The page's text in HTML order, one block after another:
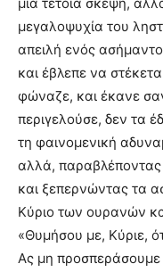
μεγαλοψυχία του
απειλή ενός
και έβλεπε να
φώναζε, και έκανε
περιγελούσε, δεν τα
τη φαινομενική
αλλά, παραβλέποντας
και ξεπερνώντας τα
Κύριο των ουρανών
«Θυμήσου με, Κύριε,
Ας μη προσπεράσουμε